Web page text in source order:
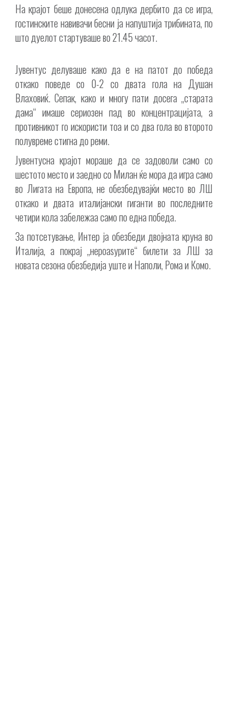
На крајот беше донесена одлука дербито да се игра,
гостинските навивачи бесни ја напуштија трибината, по
што дуелот стартуваше во 21.45 часот.
Јувентус делуваше како да е на патот до победа
откако поведе со 0-2 со двата гола на Душан
Влаховиќ. Сепак, како и многу пати досега „старата
дама“ имаше сериозен пад во концентрацијата, а
противникот го искористи тоа и со два гола во второто
полувреме стигна до реми.
Јувентусна крајот мораше да се задоволи само со
шестото место и заедно со Милан ќе мора да игра само
во Лигата на Европа, не обезбедувајќи место во ЛШ
откако и двата италијански гиганти во последните
четири кола забележаа само по една победа.
За потсетување, Интер ја обезбеди двојната круна во
Италија, а покрај „нероаѕурите“ билети за ЛШ за
новата сезона обезбедија уште и Наполи, Рома и Комо.